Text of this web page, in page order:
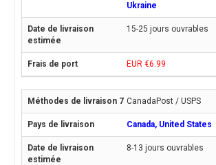
Ukraine
15-25 jours ouvrables
EUR €6.99
CanadaPost / USPS
Canada, United States
8-13 jours ouvrables